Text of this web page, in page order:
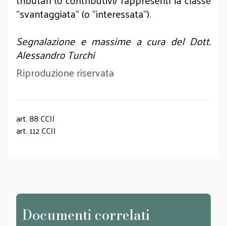
“svantaggiata” (o “interessata”).
Segnalazione e massime a cura del Dott.
Alessandro Turchi
Riproduzione riservata
art. 88 CCII
art. 112 CCII
Documenti correlati